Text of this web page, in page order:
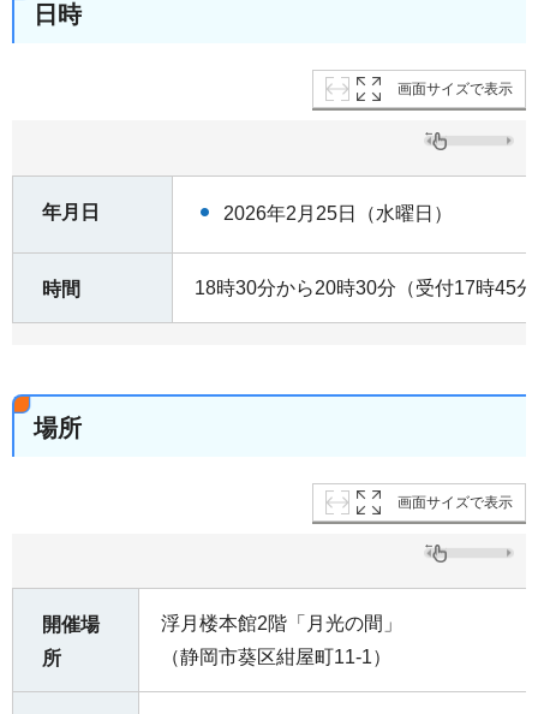
日時
画面サイズで表示
年月日 2026年2月25日（水曜日）
時間 18時30分から20時30分（受付17時45
場所
画面サイズで表示
開催場
所
浮月楼本館2階「月光の間」
（静岡市葵区紺屋町11-1）